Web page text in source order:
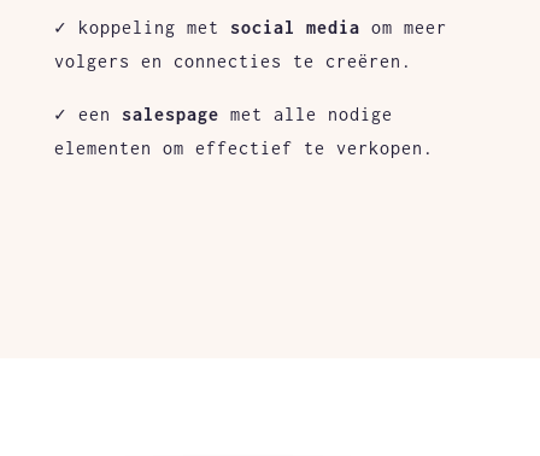
✓ koppeling met social media om meer
volgers en connecties te creëren.
✓ een salespage met alle nodige
elementen om effectief te verkopen.